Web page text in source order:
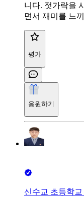
니다. 젓가락을
면서 재미를 느
평가
응원하기
신수교 초등학